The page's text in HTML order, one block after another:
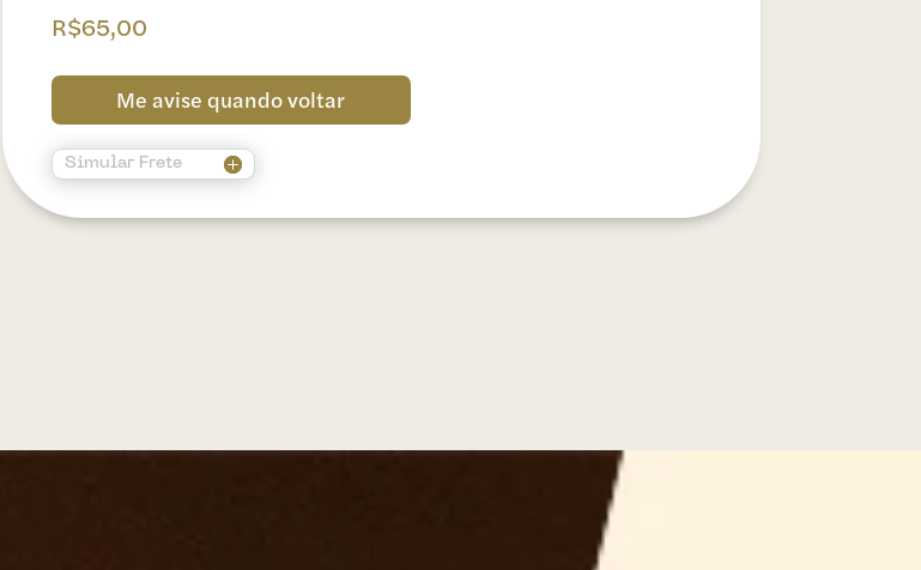
R$65,00
Me avise quando voltar
Simular Frete